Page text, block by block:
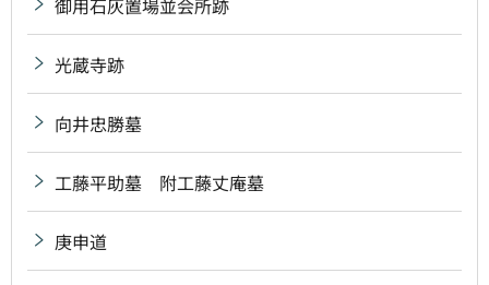
光蔵寺跡
向井忠勝墓
工藤平助墓 附工藤丈庵墓
庚申道